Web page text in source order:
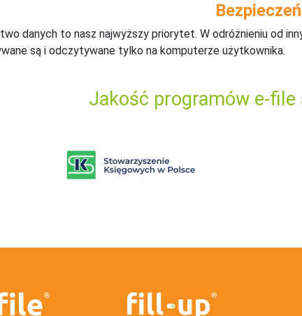
danych to nasz najwyższy priorytet. W odróżnieniu od
są i odczytywane tylko na komputerze użytkownika.
Jakość programów e-file